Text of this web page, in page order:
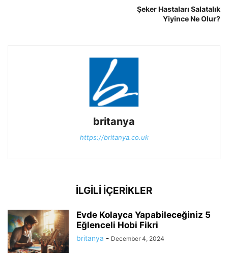
Şeker Hastaları Salatalık
Yiyince Ne Olur?
britanya
https://britanya.co.uk
İLGİLİ İÇERİKLER
Evde Kolayca Yapabileceğiniz 5
Eğlenceli Hobi Fikri
britanya - December 4, 2024